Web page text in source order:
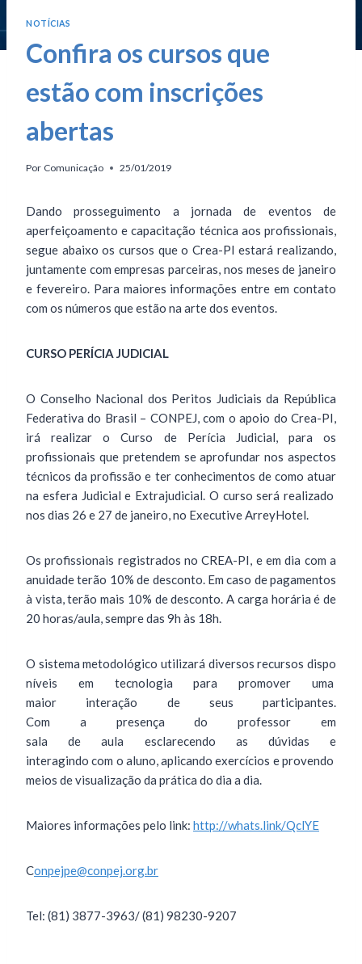
NOTÍCIAS
Confira os cursos que
estão com inscrições
abertas
Por Comunicação 25/01/2019
Dando prosseguimento a jornada de eventos de
aperfeiçoamento e capacitação técnica aos profissionais,
segue abaixo os cursos que o Crea-PI estará realizando,
juntamente com empresas parceiras, nos meses de janeiro
e fevereiro. Para maiores informações entre em contato
com os números que estão na arte dos eventos.
CURSO PERÍCIA JUDICIAL
O Conselho Nacional dos Peritos Judiciais da República
Federativa do Brasil – CONPEJ, com o apoio do Crea-PI,
irá realizar o Curso de Perícia Judicial, para os
profissionais que pretendem se aprofundar nos aspectos
técnicos da profissão e ter conhecimentos de como atuar
na esfera Judicial e Extrajudicial. O curso será realizado
nos dias 26 e 27 de janeiro, no Executive ArreyHotel.
Os profissionais registrados no CREA-PI, e em dia com a
anuidade terão 10% de desconto. Em caso de pagamentos
à vista, terão mais 10% de desconto. A carga horária é de
20 horas/aula, sempre das 9h às 18h.
O sistema metodológico utilizará diversos recursos dispo
níveis em tecnologia para promover uma
maior interação de seus participantes.
Com a presença do professor em
sala de aula esclarecendo as dúvidas e
interagindo com o aluno, aplicando exercícios e provendo
meios de visualização da prática do dia a dia.
Maiores informações pelo link: http://whats.link/QclYE
Conpejpe@conpej.org.br
Tel: (81) 3877-3963/ (81) 98230-9207